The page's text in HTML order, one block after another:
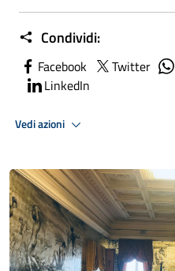
Condividi:
Facebook Twitter
LinkedIn
Vedi azioni